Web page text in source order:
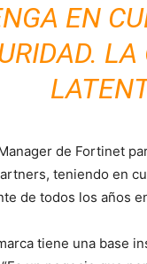
EN
de Fortinet
teniendo en
de todos los años
tiene una base